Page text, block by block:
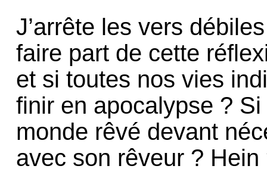
J’arrête les vers
faire part de cette
et si toutes nos vies
finir en apocalypse ? Si
monde rêvé devant
avec son rêveur ? Hein